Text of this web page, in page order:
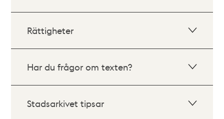
Rättigheter
Har du frågor om texten?
Stadsarkivet tipsar